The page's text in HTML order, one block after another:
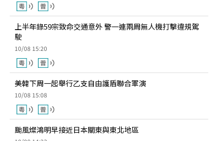
上半年錄59宗致命交通意外 警一連兩周無人機打擊違規駕
駛
10/08 15:20
美韓下周一起舉行乙支自由護盾聯合軍演
10/08 15:08
颱風燦鴻明早接近日本關東與東北地區